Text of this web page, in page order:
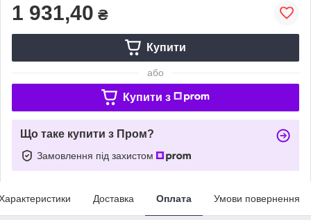
1 931,40 ₴
Купити
або
Купити з
Що таке купити з Пром?
Замовлення під захистом
Доставка Оплата Умови повернення